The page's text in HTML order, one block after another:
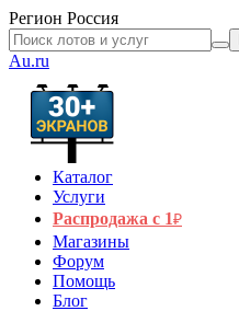
Регион Россия
Au.ru
Каталог
Услуги
Распродажа с 1₽
Магазины
Форум
Помощь
Блог